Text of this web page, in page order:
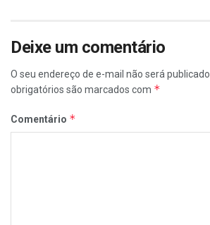
Deixe um comentário
O seu endereço de e-mail não será publicado.
obrigatórios são marcados com *
Comentário *